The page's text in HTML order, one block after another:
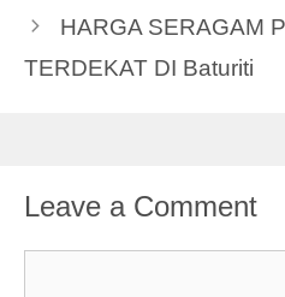
HARGA SERAGAM
TERDEKAT DI Baturiti
Leave a Comment